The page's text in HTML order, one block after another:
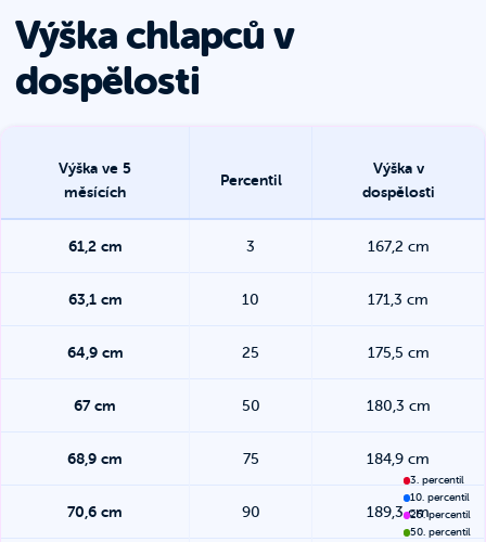
Výška chlapců v
dospělosti
Výška ve 5
měsících
Percentil
Výška v
dospělosti
61,2cm 3 167,2 cm
63,1cm 10 171,3 cm
64,9cm 25 175,5 cm
67cm 50 180,3 cm
68,9 cm 75 184,9 cm
70,6 cm 90 189,3cm
3. percentil
10. percentil
25. percentil
50. percentil